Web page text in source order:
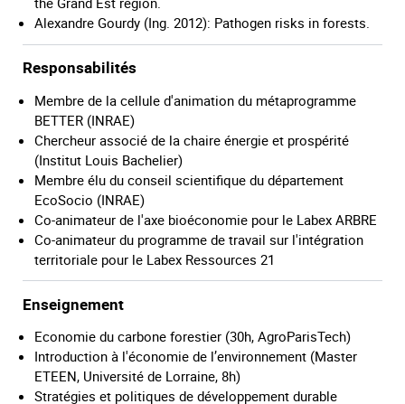
Alexandre Gourdy (Ing. 2012): Pathogen risks in forests.
Responsabilités
Membre de la cellule d'animation du métaprogramme
BETTER (INRAE)
Chercheur associé de la chaire énergie et prospérité
(Institut Louis Bachelier)
Membre élu du conseil scientifique du département
EcoSocio (INRAE)
Co-animateur de l'axe bioéconomie pour le Labex ARBRE
Co-animateur du programme de travail sur l'intégration
territoriale pour le Labex Ressources 21
Enseignement
Economie du carbone forestier (30h, AgroParisTech)
Introduction à l'économie de l’environnement (Master
ETEEN, Université de Lorraine, 8h)
Stratégies et politiques de développement durable